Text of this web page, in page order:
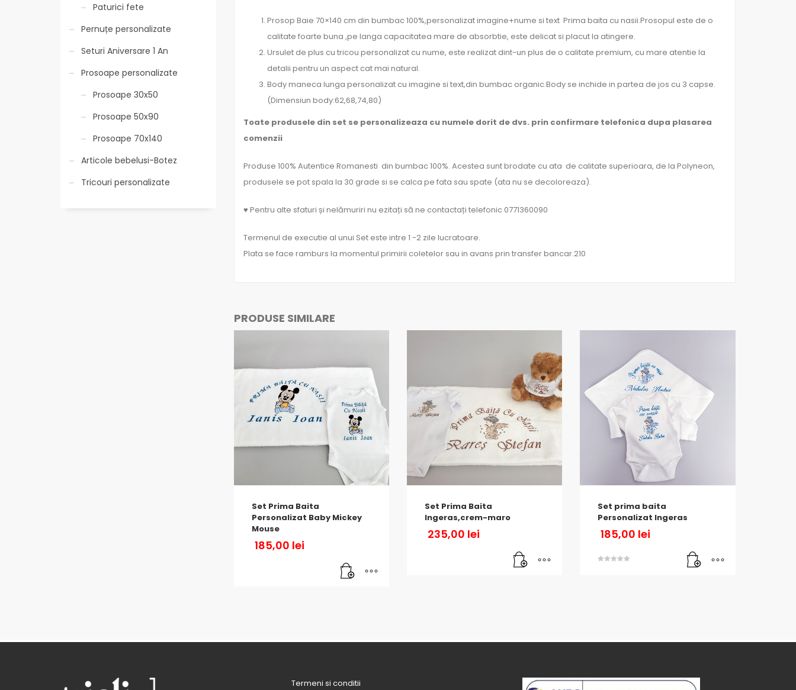
Prosop Baie 70×140 cm din bumbac 100%,personalizat imagine+nume si text Prima baita cu nasii.Prosopul este de o
calitate foarte buna ,pe langa capacitatea mare de absorbtie, este delicat si placut la atingere.
Ursulet de plus cu tricou personalizat cu nume, este realizat dint-un plus de o calitate premium, cu mare atentie la
detalii pentru un aspect cat mai natural.
Body maneca lunga personalizat cu imagine si text,din bumbac organic.Body se inchide in partea de jos cu 3 capse.
(Dimensiun body:62,68,74,80)
Toate produsele din set se personalizeaza cu numele dorit de dvs. prin confirmare telefonica dupa plasarea
comenzii
Produse 100% Autentice Romanesti din bumbac 100%. Acestea sunt brodate cu ata de calitate superioara, de la Polyneon,
produsele se pot spala la 30 grade si se calca pe fata sau spate (ata nu se decoloreaza).
♥ Pentru alte sfaturi și nelămuriri nu ezitați să ne contactați telefonic 0771360090
Termenul de executie al unui Set este intre 1 -2 zile lucratoare.
Plata se face ramburs la momentul primirii coletelor sau in avans prin transfer bancar.210
PRODUSE SIMILARE
Set Prima Baita
Personalizat Baby Mickey
Mouse
185,00 lei
Set Prima Baita
Ingeras,crem-maro
235,00 lei
Set prima baita
Personalizat Ingeras
185,00 lei
Paturici fete
Pernuțe personalizate
Seturi Aniversare 1 An
Prosoape personalizate
Prosoape 30x50
Prosoape 50x90
Prosoape 70x140
Articole bebelusi-Botez
Tricouri personalizate
Termeni si conditii